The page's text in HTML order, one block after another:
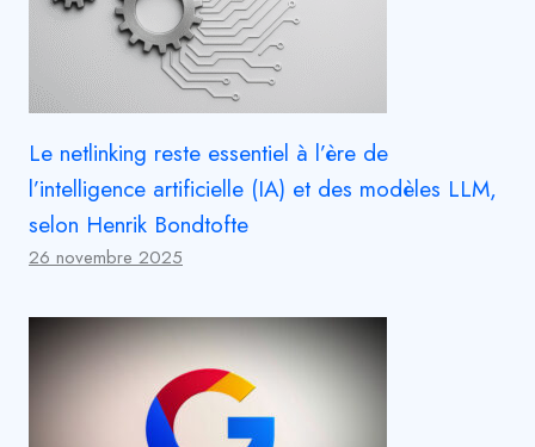
Le netlinking reste essentiel à l’ère de
l’intelligence artificielle (IA) et des modèles LLM,
selon Henrik Bondtofte
26 novembre 2025